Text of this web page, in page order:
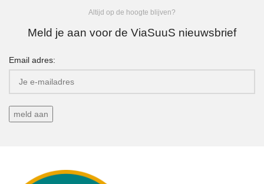
Altijd op de hoogte blijven?
Meld je aan voor de ViaSuuS nieuwsbrief
Email adres: